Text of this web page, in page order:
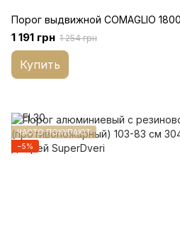
Порог выдвижной COMAGLIO
1 191 грн 1 254 грн
Купить
ЧАСТО ПОКУПАЮТ
−5%